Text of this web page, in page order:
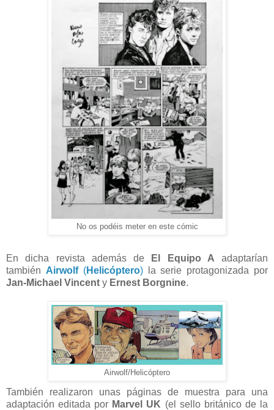
No os podéis meter en este cómic
En dicha revista además de El Equipo A adaptarían
también Airwolf(Helicóptero)la serie protagonizada por
Jan-Michael Vincent y Ernest Borgnine.
Airwolf/Helicóptero
También realizaron unas páginas de muestra para una
adaptación editada por Marvel UK (el sello británico de la